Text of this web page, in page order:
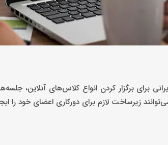
برای برگزار کردن انواع کلاس‌های آنلاین،
زیرساخت لازم برای دورکاری اعضای خود را